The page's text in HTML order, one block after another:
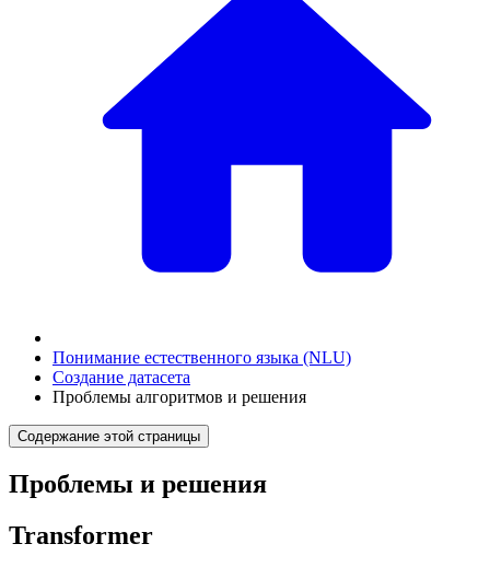
Понимание естественного языка (NLU)
Создание датасета
Проблемы алгоритмов и решения
Содержание этой страницы
Проблемы и решения
Transformer